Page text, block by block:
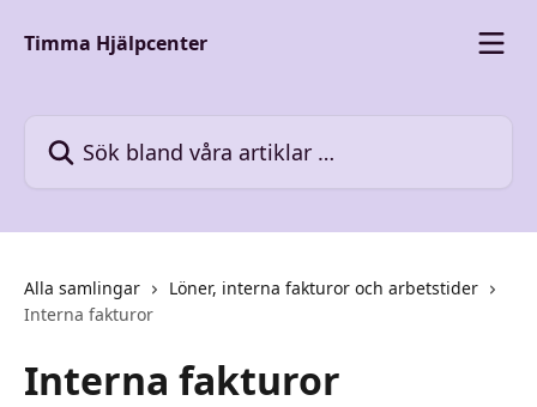
Timma Hjälpcenter
Alla samlingar
Löner, interna fakturor och arbetstider
Interna fakturor
Interna fakturor